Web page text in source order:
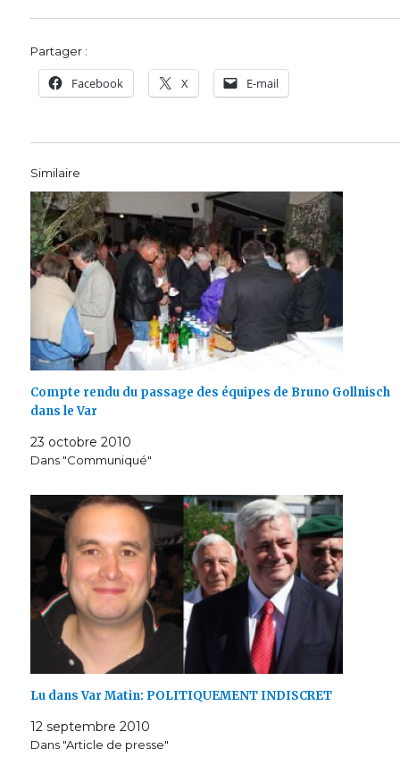
Partager :
Facebook X E-mail
Similaire
Compte rendu du passage des équipes de Bruno Gollnisch
dans le Var
23 octobre 2010
Dans "Communiqué"
Lu dans Var Matin: POLITIQUEMENT INDISCRET
12 septembre 2010
Dans "Article de presse"